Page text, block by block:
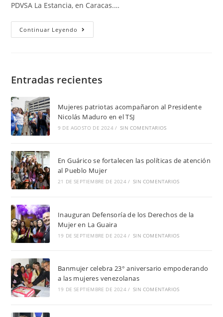
PDVSA La Estancia, en Caracas.…
Continuar Leyendo
Entradas recientes
Mujeres patriotas acompañaron al Presidente
Nicolás Maduro en el TSJ
9 DE AGOSTO DE 2024 / SIN COMENTARIOS
En Guárico se fortalecen las políticas de atención
al Pueblo Mujer
21 DE SEPTIEMBRE DE 2024 / SIN COMENTARIOS
Inauguran Defensoría de los Derechos de la
Mujer en La Guaira
19 DE SEPTIEMBRE DE 2024 / SIN COMENTARIOS
Banmujer celebra 23° aniversario empoderando
a las mujeres venezolanas
19 DE SEPTIEMBRE DE 2024 / SIN COMENTARIOS